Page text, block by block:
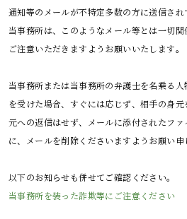
通知等のメールが不特定多数の方に送信され
当事務所は、このようなメール等とは一切
ご注意いただきますようお願いいたします。
当事務所または当事務所の弁護士を名乗る
を受けた場合、すぐには応じず、相手の身
元への返信はせず、メールに添付されたフ
に、メールを削除くださいますようお願い申
以下のお知らせも併せてご確認ください。
当事務所を装った詐欺等にご注意ください